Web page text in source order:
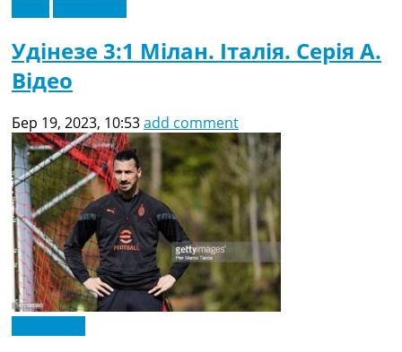
Удінезе 3:1 Мілан. Італія. Серія A.
Відео
Бер 19, 2023, 10:53add comment